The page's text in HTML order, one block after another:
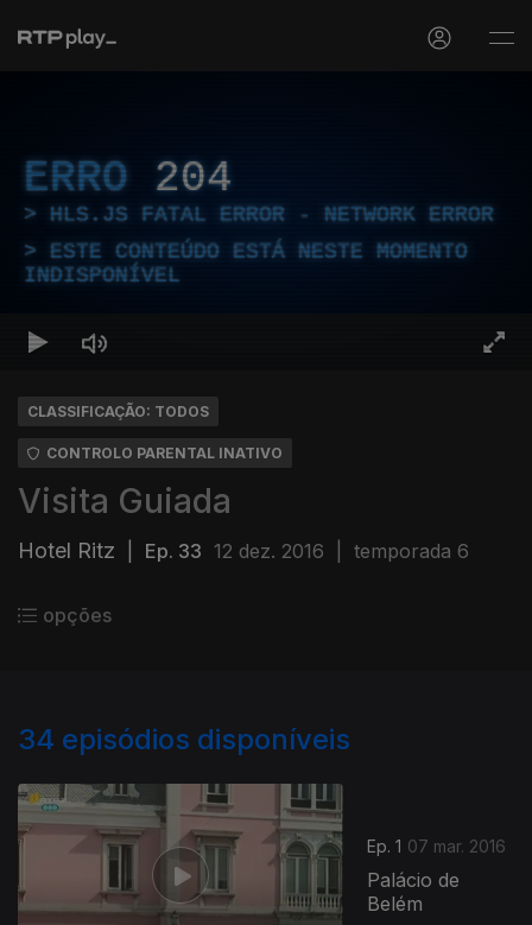
ERRO 204
HLS.JS FATAL ERROR - NETWORK ERROR
ESTE CONTEÚDO ESTÁ NESTE MOMENTO
INDISPONÍVEL
CLASSIFICAÇÃO: TODOS
CONTROLO PARENTAL INATIVO
Visita Guiada
Hotel Ritz Ep. 33 12 dez. 2016 temporada 6
opções
34 episódios disponíveis
Ep. 1 07 mar. 2016
Palácio de
Belém